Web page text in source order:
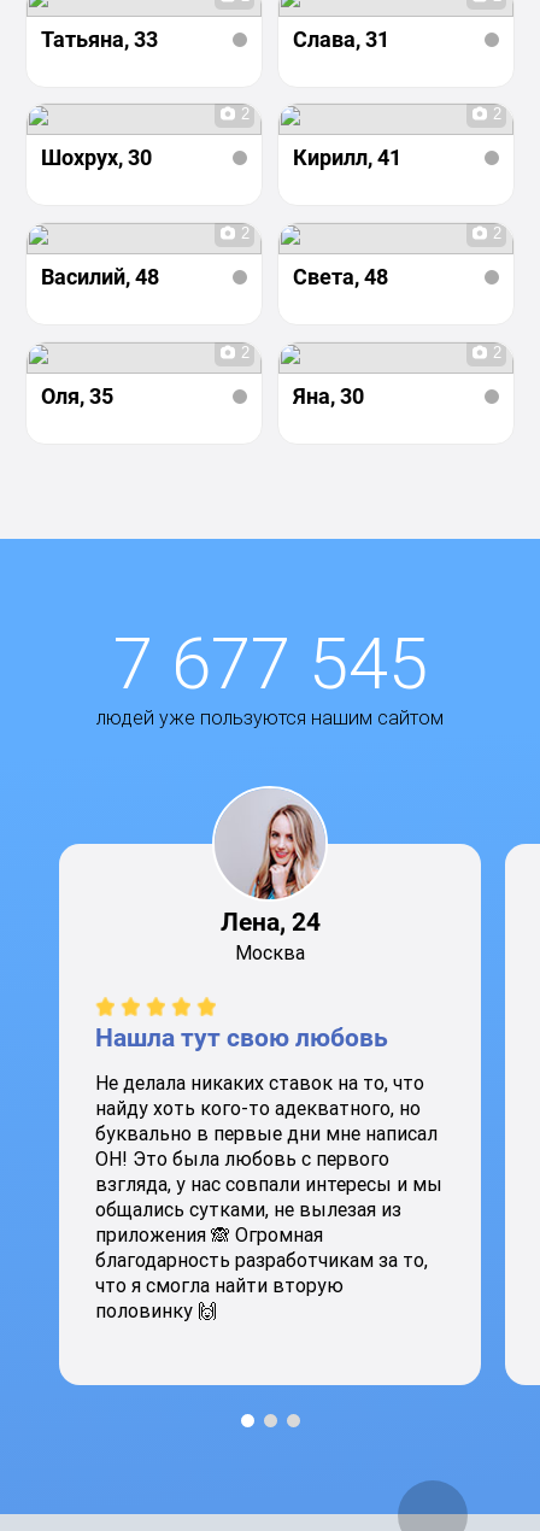
Татьяна, 33 Слава, 31
2
Шохрух, 30
2
Кирилл, 41
2
Василий, 48
2
Света, 48
2
Оля, 35
2
Яна, 30
7 677 545
людей уже пользуются нашим сайтом
Лена, 24
Москва
Нашла тут свою любовь
Не делала никаких ставок на то, что
найду хоть кого-то адекватного, но
буквально в первые дни мне написал
ОН! Это была любовь с первого
взгляда, у нас совпали интересы и мы
общались сутками, не вылезая из
приложения 🙈 Огромная
благодарность разработчикам за то,
что я смогла найти вторую
половинку 🙌